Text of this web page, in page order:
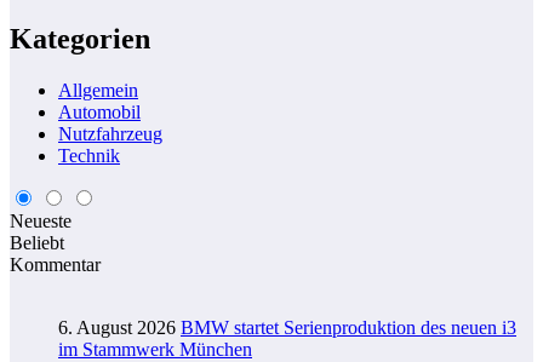
Kategorien
Allgemein
Automobil
Nutzfahrzeug
Technik
Neueste
Beliebt
Kommentar
6. August 2026 BMW startet Serienproduktion des neuen i3
im Stammwerk München